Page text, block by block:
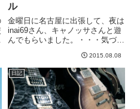
ル
金曜日に名古屋に出張して、夜は
inai69さん、キャノッサさんと遊
んでもらいました。・・・気づい
サさんに車で迎えに来てもらい、
まずはロッキンへ。名前だけは知
ってるお店で行ってみたかったの
です。キャノッサさんがT...
2015.08.08
日記